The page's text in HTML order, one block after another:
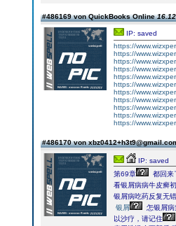
#486169 von QuickBooks Online
IP: saved
https://
https://
https://
https://
https://
https://
https://
https://
https://
https://
https://
#486170 von
IP: saved
第69章
都回来
看银屑病病牛皮癣
银屑病吃药反复无
银屑
怎银屑
以沙疗，请记住